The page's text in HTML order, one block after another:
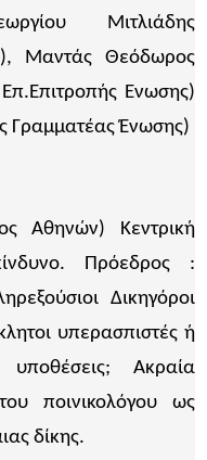
Μιτλιάδης
Μαντάς Θεόδωρος
Ενωσης)
Γραμματέας Ένωσης)
Αθηνών) Κεντρική
Πρόεδρος :
Δικηγόροι
υπερασπιστές ή
Ακραία
ποινικολόγου ως
δίκης.